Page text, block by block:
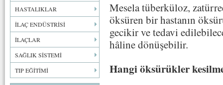
HASTALIKLAR
İLAÇ ENDÜSTRİSİ
İLAÇLAR
SAĞLIK SİSTEMİ
TIP EĞİTİMİ
Mesela tüberküloz,
öksüren bir hastanın
gecikir ve tedavi
hâline dönüşebilir.
Hangi öksürükler